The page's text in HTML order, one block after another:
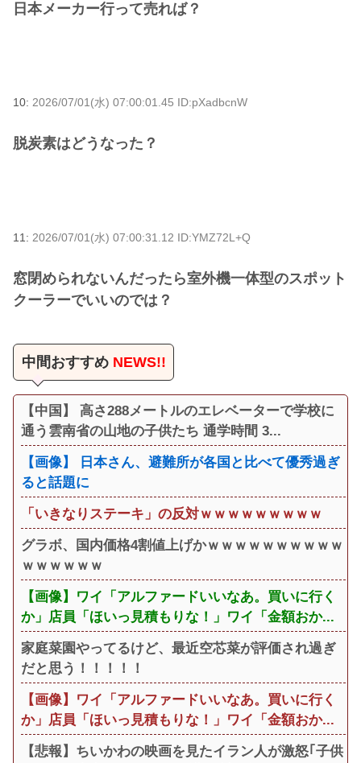
日本メーカー行って売れば？
10: 2026/07/01(水) 07:00:01.45 ID:pXadbcnW
脱炭素はどうなった？
11: 2026/07/01(水) 07:00:31.12 ID:YMZ72L+Q
窓閉められないんだったら室外機一体型のスポット
クーラーでいいのでは？
中間おすすめNEWS!!
【中国】 高さ288メートルのエレベーターで学校に
通う雲南省の山地の子供たち 通学時間 3...
【画像】 日本さん、避難所が各国と比べて優秀過ぎ
ると話題に
「いきなりステーキ」の反対ｗｗｗｗｗｗｗｗｗ
グラボ、国内価格4割値上げかｗｗｗｗｗｗｗｗｗｗ
ｗｗｗｗｗｗ
【画像】ワイ「アルファードいいなあ。買いに行く
か」店員「ほいっ見積もりな！」ワイ「金額おか...
家庭菜園やってるけど、最近空芯菜が評価され過ぎ
だと思う！！！！！
【画像】ワイ「アルファードいいなあ。買いに行く
か」店員「ほいっ見積もりな！」ワイ「金額おか...
【悲報】ちいかわの映画を見たイラン人が激怒｢子供